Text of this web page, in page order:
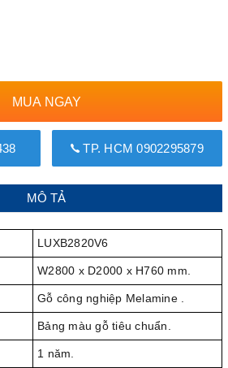
MUA NGAY
TP. HCM 0902295879
MÔ TẢ
LUXB2820V6
W2800 x D2000 x H760 mm.
Gỗ công nghiệp Melamine .
Bảng màu gỗ tiêu chuẩn.
1 năm.